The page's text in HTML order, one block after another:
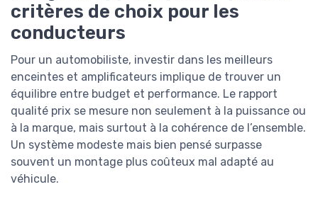
critères de choix pour les
conducteurs
Pour un automobiliste, investir dans les meilleurs
enceintes et amplificateurs implique de trouver un
équilibre entre budget et performance. Le rapport
qualité prix se mesure non seulement à la puissance ou
à la marque, mais surtout à la cohérence de l’ensemble.
Un système modeste mais bien pensé surpasse
souvent un montage plus coûteux mal adapté au
véhicule.